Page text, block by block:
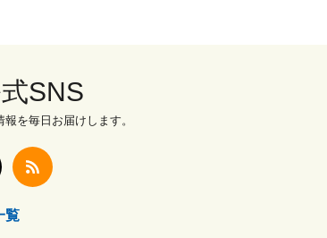
SNS
を毎日お届けします。
覧